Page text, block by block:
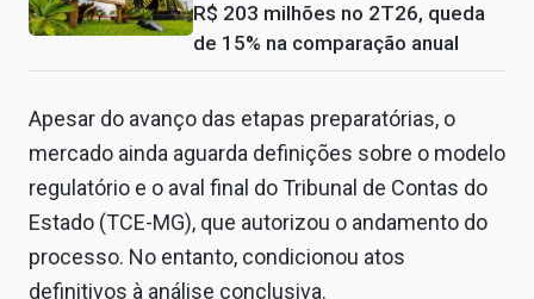
R$ 203 milhões no 2T26, queda
de 15% na comparação anual
Apesar do avanço das etapas preparatórias, o
mercado ainda aguarda definições sobre o modelo
regulatório e o aval final do Tribunal de Contas do
Estado (TCE-MG), que autorizou o andamento do
processo. No entanto, condicionou atos
definitivos à análise conclusiva.